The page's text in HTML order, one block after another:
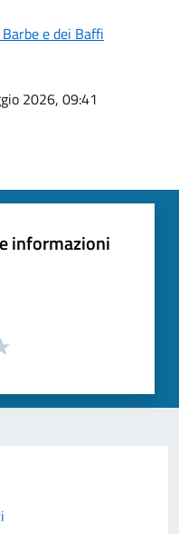
e dei Baffi
2026, 09:41
informazioni